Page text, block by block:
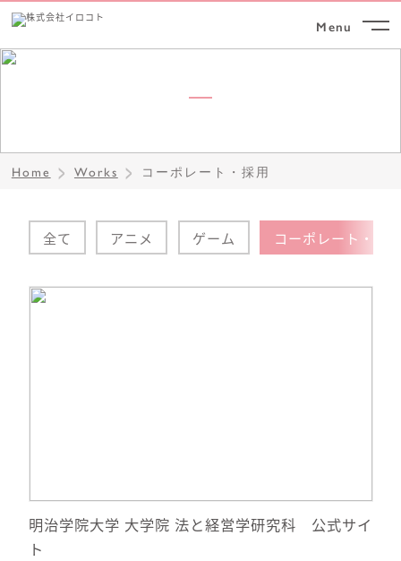
Home Works コーポレート・採用
全て アニメ ゲーム コーポレート・採
詳細情報
サイトへ移動
明治学院大学 大学院 法と経営学研究科 公式サイ
ト